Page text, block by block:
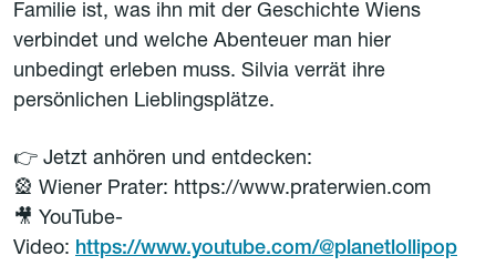
Familie ist, was ihn mit der Geschichte Wiens
verbindet und welche Abenteuer man hier
unbedingt erleben muss. Silvia verrät ihre
persönlichen Lieblingsplätze.
👉 Jetzt anhören und entdecken:
🎡 Wiener Prater: https://www.praterwien.com
🎥 YouTube-
Video: https://www.youtube.com/@planetlollipop